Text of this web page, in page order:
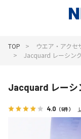
TOP ウエア・アクセ
Jacquard レーシン
Jacquard レーシ
4.0 （5件）